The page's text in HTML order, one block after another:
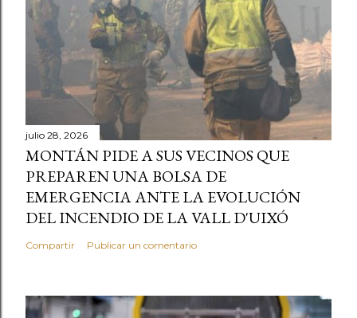
julio 28, 2026
MONTÁN PIDE A SUS VECINOS QUE
PREPAREN UNA BOLSA DE
EMERGENCIA ANTE LA EVOLUCIÓN
DEL INCENDIO DE LA VALL D'UIXÓ
Compartir Publicar un comentario